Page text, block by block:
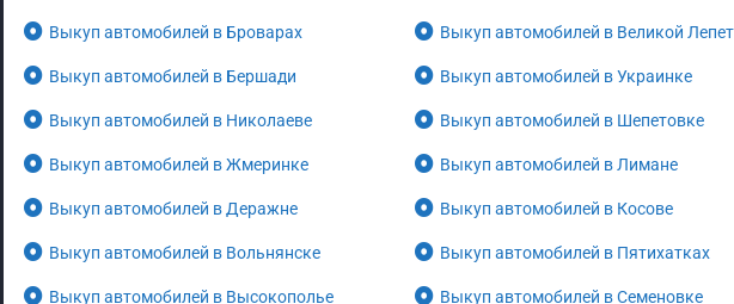
Выкуп автомобилей в Броварах Выкуп автомобилей в Великой
Выкуп автомобилей в Бершади Выкуп автомобилей в Украинке
Выкуп автомобилей в Николаеве Выкуп автомобилей в Шепетовке
Выкуп автомобилей в Жмеринке Выкуп автомобилей в Лимане
Выкуп автомобилей в Деражне Выкуп автомобилей в Косове
Выкуп автомобилей в Вольнянске Выкуп автомобилей в Пятихатках
Выкуп автомобилей в Высокополье Выкуп автомобилей в Семеновке